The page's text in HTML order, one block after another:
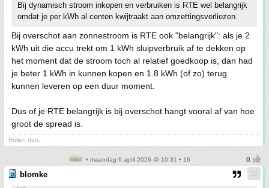
Bij dynamisch stroom inkopen en verbruiken is RTE wel belangrijk
omdat je per kWh al centen kwijtraakt aan omzettingsverliezen.
Bij overschot aan zonnestroom is RTE ook "belangrijk": als je 2
kWh uit die accu trekt om 1 kWh sluipverbruik af te dekken op
het moment dat de stroom toch al relatief goedkoop is, dan had
je beter 1 kWh in kunnen kopen en 1.8 kWh (of zo) terug
kunnen leveren op een duur moment.
Dus of je RTE belangrijk is bij overschot hangt vooral af van hoe
groot de spread is.
Huilen dan.
• maandag 6 april 2026 @ 10:31 • 16
blomke